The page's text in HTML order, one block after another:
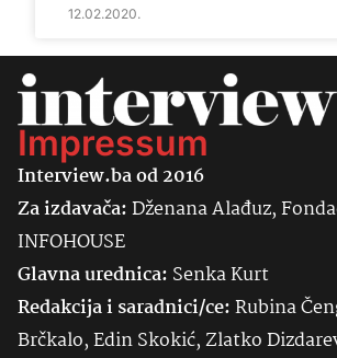
12.02.2020.
Impressum
Interview.ba od 2016
Za izdavača:Dženana Alađuz,
INFOHOUSE
Glavna urednica: SenkaKurt
Redakcija i saradnici/ce:Rubina
Brčkalo, Edin Skokić, Zlatko